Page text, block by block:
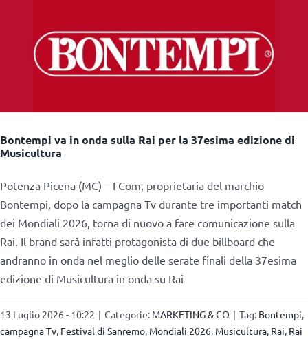
Bontempi va in onda sulla Rai per la 37esima edizione di
Musicultura
Potenza Picena (MC) – I Com, proprietaria del marchio
Bontempi, dopo la campagna Tv durante tre importanti match
dei Mondiali 2026, torna di nuovo a fare comunicazione sulla
Rai. Il brand sarà infatti protagonista di due billboard che
andranno in onda nel meglio delle serate finali della 37esima
edizione di Musicultura in onda su Rai
13 Luglio 2026 - 10:22 | Categorie: MARKETING & CO | Tag: Bontempi,
campagna Tv, Festival di Sanremo, Mondiali 2026, Musicultura, Rai, Rai